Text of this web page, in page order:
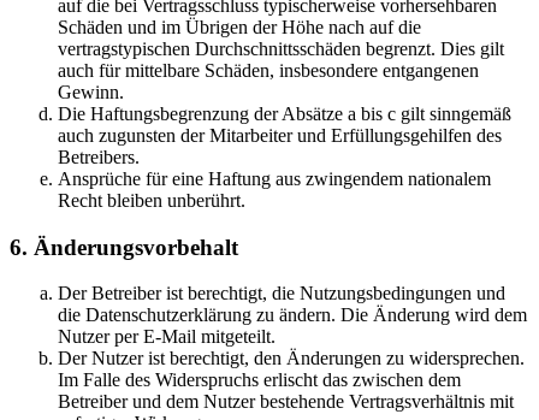
auf die bei Vertragsschluss typischerweise vorhersehbaren
Schäden und im Übrigen der Höhe nach auf die
vertragstypischen Durchschnittsschäden begrenzt. Dies gilt
auch für mittelbare Schäden, insbesondere entgangenen
Gewinn.
Die Haftungsbegrenzung der Absätze a bis c gilt sinngemäß
auch zugunsten der Mitarbeiter und Erfüllungsgehilfen des
Betreibers.
Ansprüche für eine Haftung aus zwingendem nationalem
Recht bleiben unberührt.
6. Änderungsvorbehalt
Der Betreiber ist berechtigt, die Nutzungsbedingungen und
die Datenschutzerklärung zu ändern. Die Änderung wird dem
Nutzer per E-Mail mitgeteilt.
Der Nutzer ist berechtigt, den Änderungen zu widersprechen.
Im Falle des Widerspruchs erlischt das zwischen dem
Betreiber und dem Nutzer bestehende Vertragsverhältnis mit